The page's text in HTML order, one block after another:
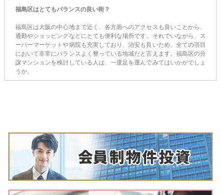
福島区はとてもバランスの良い街？
福島区は大阪の中心地まで近く、各方面へのアクセスも良いことから、
通勤やショッピングなどにとても便利な場所です。それでいながら、ス
ーパーマーケットや病院も充実しており、治安も良いため、全ての項目
において非常にバランスよく整っている地域だと言えます。福島区の分
譲マンションを検討している人は、一度足を運んでみてはいかがでしょ
うか。